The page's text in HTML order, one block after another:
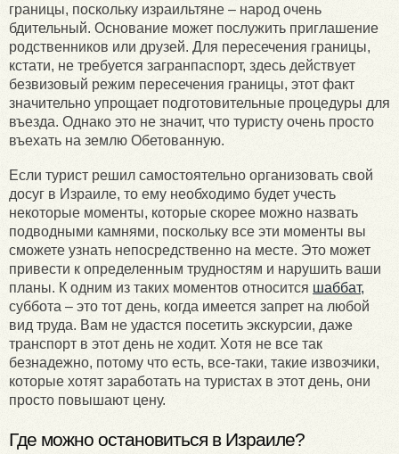
границы, поскольку израильтяне – народ очень
бдительный. Основание может послужить приглашение
родственников или друзей. Для пересечения границы,
кстати, не требуется загранпаспорт, здесь действует
безвизовый режим пересечения границы, этот факт
значительно упрощает подготовительные процедуры для
въезда. Однако это не значит, что туристу очень просто
въехать на землю Обетованную.
Если турист решил самостоятельно организовать свой
досуг в Израиле, то ему необходимо будет учесть
некоторые моменты, которые скорее можно назвать
подводными камнями, поскольку все эти моменты вы
сможете узнать непосредственно на месте. Это может
привести к определенным трудностям и нарушить ваши
планы. К одним из таких моментов относится шаббат,
суббота – это тот день, когда имеется запрет на любой
вид труда. Вам не удастся посетить экскурсии, даже
транспорт в этот день не ходит. Хотя не все так
безнадежно, потому что есть, все-таки, такие извозчики,
которые хотят заработать на туристах в этот день, они
просто повышают цену.
Где можно остановиться в Израиле?